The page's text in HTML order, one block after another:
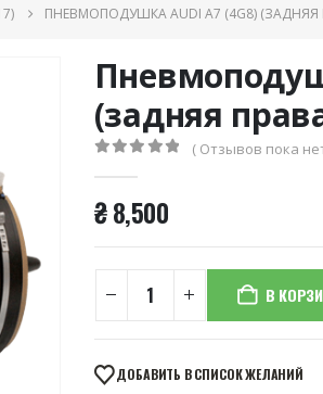
ПНЕВМОПОДУШКА AUDI A7 (4G8) (ЗАДНЯЯ
(задняя
( Отзывов пока
₴8,500
В
ДОБАВИТЬ В СПИСОК ЖЕЛАНИЙ